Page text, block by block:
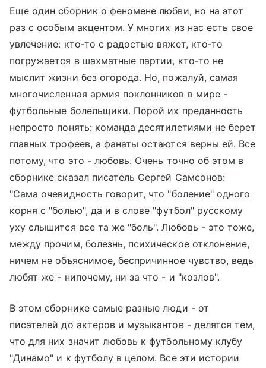
Еще один сборник о феномене любви, но на этот
раз с особым акцентом. У многих из нас есть свое
увлечение: кто‑то с радостью вяжет, кто‑то
погружается в шахматные партии, кто‑то не
мыслит жизни без огорода. Но, пожалуй, самая
многочисленная армия поклонников в мире -
футбольные болельщики. Порой их преданность
непросто понять: команда десятилетиями не берет
главных трофеев, а фанаты остаются верны ей. Все
потому, что это - любовь. Очень точно об этом в
сборнике сказал писатель Сергей Самсонов:
"Сама очевидность говорит, что "боление" одного
корня с "болью", да и в слове "футбол" русскому
уху слышится все та же "боль". Любовь - это тоже,
между прочим, болезнь, психическое отклонение,
ничем не объяснимое, беспричинное чувство, ведь
любят же - нипочему, ни за что - и "козлов".
В этом сборнике самые разные люди - от
писателей до актеров и музыкантов - делятся тем,
что для них значит любовь к футбольному клубу
"Динамо" и к футболу в целом. Все эти истории